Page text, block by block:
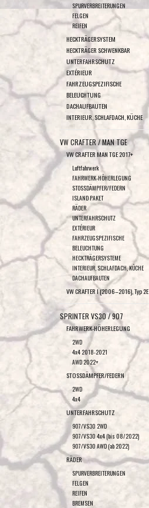
SPURVERBREITERUNGEN
FELGEN
REIFEN
HECKTRÄGERSYSTEM
HECKTRÄGER SCHWENKBAR
UNTERFAHRSCHUTZ
EXTÉRIEUR
FAHRZEUGSPEZIFISCHE
BELEUCHTUNG
DACHAUFBAUTEN
INTERIEUR, SCHLAFDACH, KÜCHE
VW CRAFTER / MAN TGE
VW CRAFTER MAN TGE 2017+
Luftfahrwerk
FAHRWERK-HÖHERLEGUNG
STOSSDÄMPFER/FEDERN
ISLAND PAKET
RÄDER
UNTERFAHRSCHUTZ
EXTÉRIEUR
FAHRZEUGSPEZIFISCHE
BELEUCHTUNG
HECKTRÄGERSYSTEME
INTERIEUR, SCHLAFDACH, KÜCHE
DACHAUFBAUTEN
VW CRAFTER I (2006–2016), Typ 2E
SPRINTER VS30 / 907
FAHRWERK-HÖHERLEGUNG
2WD
4x4 2018-2021
AWD 2022+
STOSSDÄMPFER/FEDERN
2WD
4x4
UNTERFAHRSCHUTZ
907/VS30 2WD
907/VS30 4x4 (bis 08/2022)
907/VS30 AWD (ab 2022)
RÄDER
SPURVERBREITERUNGEN
FELGEN
REIFEN
BREMSEN